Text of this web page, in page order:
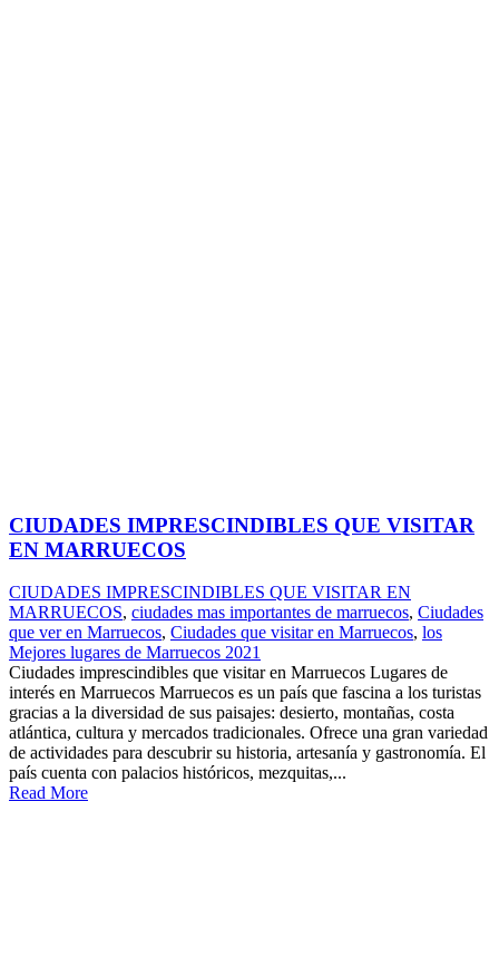
CIUDADES IMPRESCINDIBLES QUE VISITAR
EN MARRUECOS
CIUDADES IMPRESCINDIBLES QUE VISITAR EN
MARRUECOS, ciudades mas importantes de marruecos, Ciudades
que ver en Marruecos, Ciudades que visitar en Marruecos, los
Mejores lugares de Marruecos 2021
Ciudades imprescindibles que visitar en Marruecos Lugares de
interés en Marruecos Marruecos es un país que fascina a los turistas
gracias a la diversidad de sus paisajes: desierto, montañas, costa
atlántica, cultura y mercados tradicionales. Ofrece una gran variedad
de actividades para descubrir su historia, artesanía y gastronomía. El
país cuenta con palacios históricos, mezquitas,...
Read More